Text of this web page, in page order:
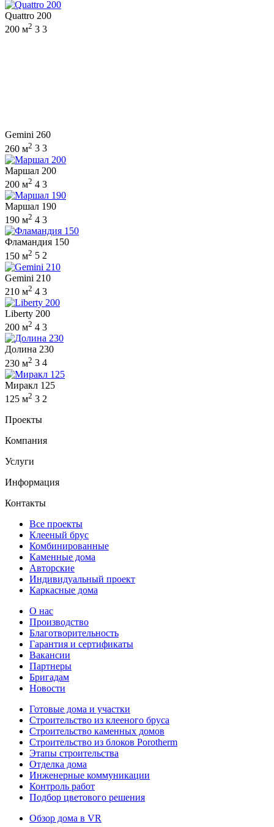
Quattro 200
200 м2 3 3
Gemini 260
260 м2 3 3
Маршал 200
200 м2 4 3
Маршал 190
190 м2 4 3
Фламандия 150
150 м2 5 2
Gemini 210
210 м2 4 3
Liberty 200
200 м2 4 3
Долина 230
230 м2 3 4
Миракл 125
125 м2 3 2
Проекты
Компания
Услуги
Информация
Контакты
Все проекты
Клееный брус
Комбинированные
Каменные дома
Авторские
Индивидуальный проект
Каркасные дома
О нас
Производство
Благотворительность
Гарантия и сертификаты
Вакансии
Партнеры
Бригадам
Новости
Готовые дома и участки
Строительство из клееного бруса
Строительство каменных домов
Строительство из блоков Porotherm
Этапы строительства
Отделка дома
Инженерные коммуникации
Контроль работ
Подбор цветового решения
Обзор дома в VR